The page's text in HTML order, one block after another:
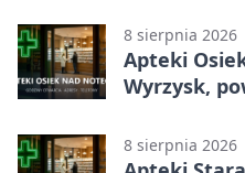
8 sierpnia 2026
Apteki
Wyrzysk,
8 sierpnia 2026